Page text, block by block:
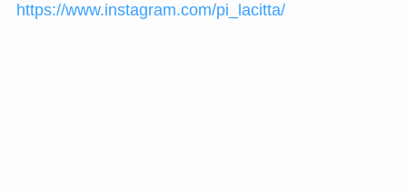
https://www.instagram.com/pi_lacitta/